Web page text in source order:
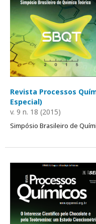
Revista Processos
Especial)
v. 9 n. 18 (2015)
Simpósio Brasileiro de